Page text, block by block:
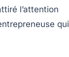
l’attention
qui